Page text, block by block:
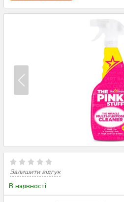
Залишити відгук
В наявності